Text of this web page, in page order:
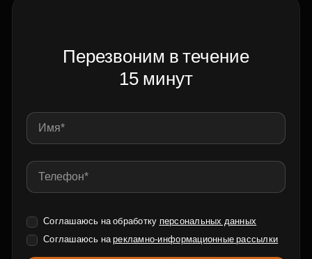
Перезвоним в течение
15 минут
Соглашаюсь на обработку персональных данных
Соглашаюсь нарекламно-информационные рассылки